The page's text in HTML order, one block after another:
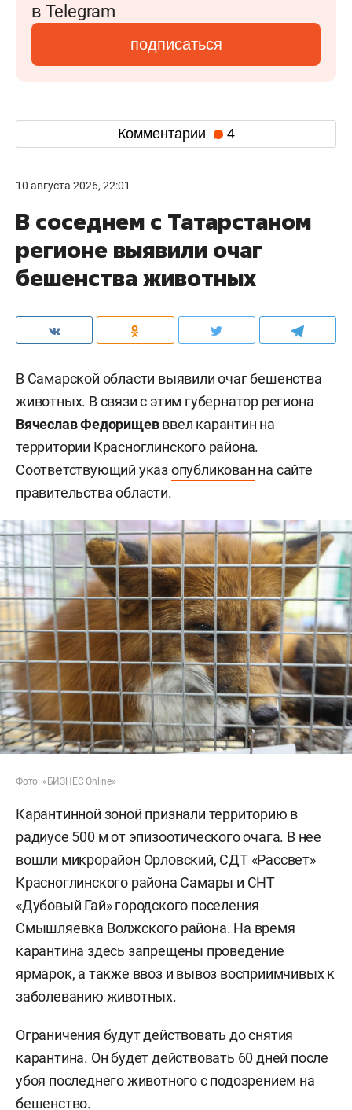
в Telegram
подписаться
Комментарии 4
10 августа 2026, 22:01
В соседнем с Татарстаном
регионе выявили очаг
бешенства животных
В Самарской области выявили очаг бешенства
животных. В связи с этим губернатор региона
Вячеслав Федорищевввел карантин на
территории Красноглинского района.
Соответствующий указопубликован на сайте
правительства области.
Фото: «БИЗНЕС Online»
Карантинной зоной признали территорию в
радиусе 500 м от эпизоотического очага. В нее
вошли микрорайон Орловский, СДТ «Рассвет»
Красноглинского района Самары и СНТ
«Дубовый Гай» городского поселения
Смышляевка Волжского района. На время
карантина здесь запрещены проведение
ярмарок, а также ввоз и вывоз восприимчивых к
заболеванию животных.
Ограничения будут действовать до снятия
карантина. Он будет действовать 60 дней после
убоя последнего животного с подозрением на
бешенство.